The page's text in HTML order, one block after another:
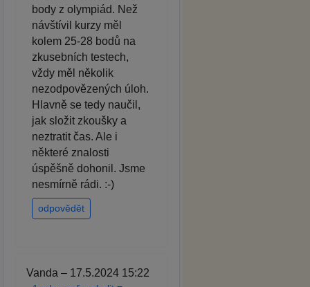
body z olympiád. Než
návštívil kurzy měl
kolem 25-28 bodů na
zkusebních testech,
vždy měl několik
nezodpovězených úloh.
Hlavně se tedy naučil,
jak složit zkoušky a
neztratit čas. Ale i
některé znalosti
úspěšně dohonil. Jsme
nesmírně rádi. :-)
odpovědět
Vanda – 17.5.2024 15:22